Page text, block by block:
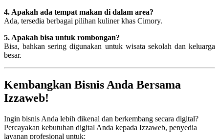
4. Apakah ada tempat makan di dalam area?
Ada, tersedia berbagai pilihan kuliner khas Cimory.
5. Apakah bisa untuk rombongan?
Bisa, bahkan sering digunakan untuk wisata sekolah dan keluarga
besar.
Kembangkan Bisnis Anda Bersama
Izzaweb!
Ingin bisnis Anda lebih dikenal dan berkembang secara digital?
Percayakan kebutuhan digital Anda kepada Izzaweb, penyedia
layanan profesional untuk: